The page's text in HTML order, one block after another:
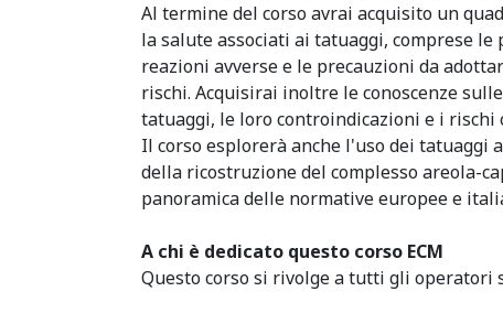
Al termine del corso avrai acquisito un
la salute associati ai tatuaggi, comprese
reazioni avverse e le precauzioni da
rischi. Acquisirai inoltre le conoscenze
tatuaggi, le loro controindicazioni e i rischi
Il corso esplorerà anche l'uso dei tatuaggi
della ricostruzione del complesso areola-
panoramica delle normative europee e
A chi è dedicato questo corso ECM
Questo corso si rivolge a tutti gli operatori